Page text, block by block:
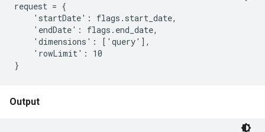
request = {
    'startDate': flags.start_date,
    'endDate': flags.end_date,
    'dimensions': ['query'],
    'rowLimit': 10
Output